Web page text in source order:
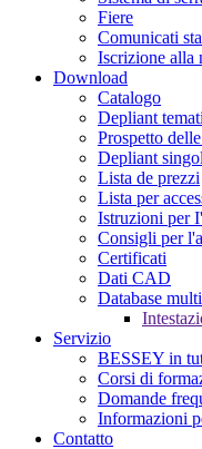
Fiere
Comunicati
Iscrizione alla
Download
Catalogo
Depliant
Prospetto
Depliant
Lista de prezzi
Lista per
Istruzioni per
Consigli per
Certificati
Dati CAD
Database
Servizio
BESSEY in
Corsi di
Domande
Informazioni
Contatto